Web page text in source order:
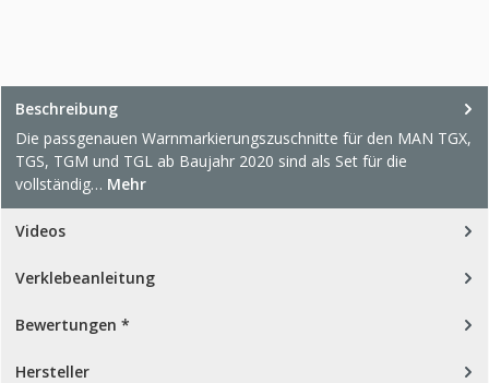
Beschreibung
Die passgenauen Warnmarkierungszuschnitte für den MAN TGX,
TGS, TGM und TGL ab Baujahr 2020 sind als Set für die
vollständig… Mehr
Videos
Verklebeanleitung
Bewertungen *
Hersteller